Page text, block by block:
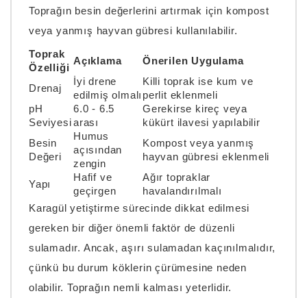
Toprağın besin değerlerini artırmak için kompost
veya yanmış hayvan gübresi kullanılabilir.
Toprak
Özelliği
Açıklama Önerilen Uygulama
Drenaj
İyi drene
edilmiş olmalı
Killi toprak ise kum ve
perlit eklenmeli
pH
Seviyesi
6.0 - 6.5
arası
Gerekirse kireç veya
kükürt ilavesi yapılabilir
Besin
Değeri
Humus
açısından
zengin
Kompost veya yanmış
hayvan gübresi eklenmeli
Yapı
Hafif ve
geçirgen
Ağır topraklar
havalandırılmalı
Karagül yetiştirme sürecinde dikkat edilmesi
gereken bir diğer önemli faktör de düzenli
sulamadır. Ancak, aşırı sulamadan kaçınılmalıdır,
çünkü bu durum köklerin çürümesine neden
olabilir. Toprağın nemli kalması yeterlidir.